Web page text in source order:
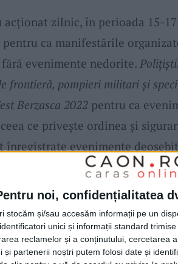
noi, confidențialitatea
stocăm și/sau accesăm informații pe un
unici și informații standard
reclamelor și a conținutului, cercetarea
și partenerii noștri putem folosi date și
acționat zilnic, în perioada 15-
ca manifestările
evenimente nedorite.
frontieră, pompieri militari și
Berzasca 2022pentru ca
ce privește ordinea și
înregistrate evenimente
publice, polițiștiiau desfășurat
au fost aplicate 500 de
170.000 de lei. În urma